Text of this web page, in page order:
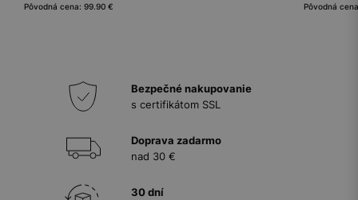
Pôvodná cena: 99.90 €
Pôvodná
Bezpečné nakupovanie
s certifikátom SSL
Doprava zadarmo
nad 30 €
30 dní